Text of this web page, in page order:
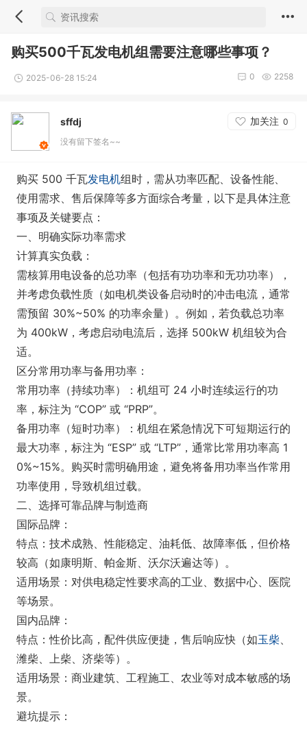
购买500千瓦发电机组需要注意哪些事项？
2025-06-28 15:24 2258
0
sffdj 加关注 0
没有留下签名~~
购买 500 千瓦发电机组时，需从功率匹配、设备性能、
使用需求、售后保障等多方面综合考量，以下是具体注意
事项及关键要点：
一、明确实际功率需求
计算真实负载：
需核算用电设备的总功率（包括有功功率和无功功率），
并考虑负载性质（如电机类设备启动时的冲击电流，通常
需预留 30%~50% 的功率余量）。例如，若负载总功率
为 400kW，考虑启动电流后，选择 500kW 机组较为合
适。
区分常用功率与备用功率：
常用功率（持续功率）：机组可 24 小时连续运行的功
率，标注为 “COP” 或 “PRP”。
备用功率（短时功率）：机组在紧急情况下可短期运行的
最大功率，标注为 “ESP” 或 “LTP”，通常比常用功率高 1
0%~15%。购买时需明确用途，避免将备用功率当作常用
功率使用，导致机组过载。
二、选择可靠品牌与制造商
国际品牌：
特点：技术成熟、性能稳定、油耗低、故障率低，但价格
较高（如康明斯、帕金斯、沃尔沃遍达等）。
适用场景：对供电稳定性要求高的工业、数据中心、医院
等场景。
国内品牌：
特点：性价比高，配件供应便捷，售后响应快（如玉柴、
潍柴、上柴、济柴等）。
适用场景：商业建筑、工程施工、农业等对成本敏感的场
景。
避坑提示：